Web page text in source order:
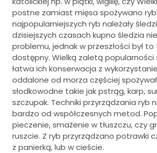
postne zamiast mięsa spożywano
najpopularniejszych ryb należały
dzisiejszych czasach kupno śledzia
problemu, jednak w przeszłości był
dostępny. Wielką zaletą popularności
łatwa ich konserwacja z
oddalone od morza częściej
słodkowodne takie jak pstrąg, karp,
szczupak. Techniki przyrządzania ryb
bardzo od współczesnych metod.
pieczenie, smażenie w tłuszczu, czy
ruszcie. Z ryb przyrządzano potrawki
z panierką, lub w cieście.